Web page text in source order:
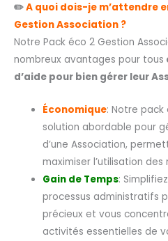
✏️A quoi dois-je m’attendre
Gestion Association ?
Notre Pack éco 2 Gestion
nombreux avantages pour tous
d’aide pour bien gérer leur
Économique: Notre
solution abordable pour
d’une Association,
maximiser l’utilisation
Gain de Temps:
processus administratifs
précieux et vous
activités essentielles de